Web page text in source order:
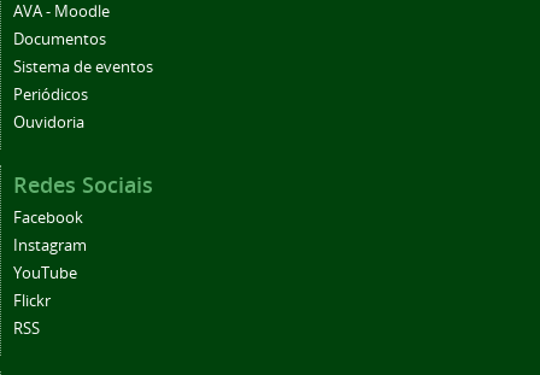
AVA - Moodle
Documentos
Sistema de eventos
Periódicos
Ouvidoria
Redes Sociais
Facebook
Instagram
YouTube
Flickr
RSS